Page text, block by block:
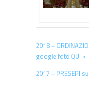
2018 –
google foto QUI >
2017 – PRESEPI